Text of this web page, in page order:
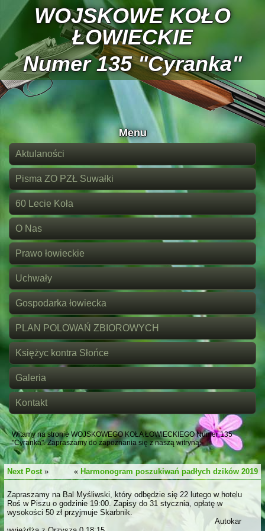
WOJSKOWE KOŁO
ŁOWIECKIE
Numer 135 "Cyranka"
Menu
Aktulaności
Pisma ZO PZŁ Suwałki
60 Lecie Koła
O Nas
Prawo łowieckie
Uchwały
Gospodarka łowiecka
PLAN POLOWAŃ ZBIOROWYCH
Księżyc kontra Słońce
Galeria
Kontakt
Witamy na stronie WOJSKOWEGO KOŁA ŁOWIECKIEGO Numer 135
"Cyranka". Zapraszamy do zapoznania się z naszą witryną.
Next Post» « Harmonogram poszukiwań padłych dzików 2019
Zapraszamy na Bal Myśliwski, który odbędzie się 22 lutego w hotelu
Roś w Piszu o godzinie 19:00. Zapisy do 31 stycznia, opłatę w
wysokości 50 zł przyjmuje Skarbnik.
Autokar